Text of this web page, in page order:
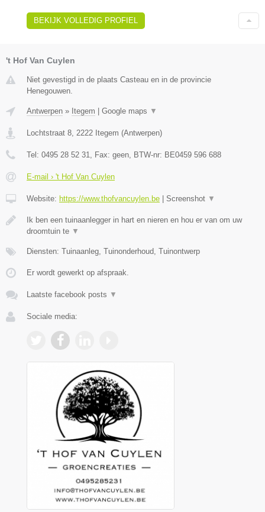
BEKIJK VOLLEDIG PROFIEL
't Hof Van Cuylen
Niet gevestigd in de plaats Casteau en in de provincie
Henegouwen.
Antwerpen » Itegem Google maps ▼
Lochtstraat 8 2222 Itegem (Antwerpen)
Tel: 0495 28 52 31 , Fax: geen , BTW-nr: BE0459 596 688
E-mail › 't Hof Van Cuylen
Website: https://www.thofvancuylen.be Screenshot ▼
Ik ben een tuinaanlegger in hart en nieren en hou er van om uw
droomtuin te ▼
Diensten: Tuinaanleg, Tuinonderhoud, Tuinontwerp
Er wordt gewerkt op afspraak.
Laatste facebook posts ▼
Sociale media: